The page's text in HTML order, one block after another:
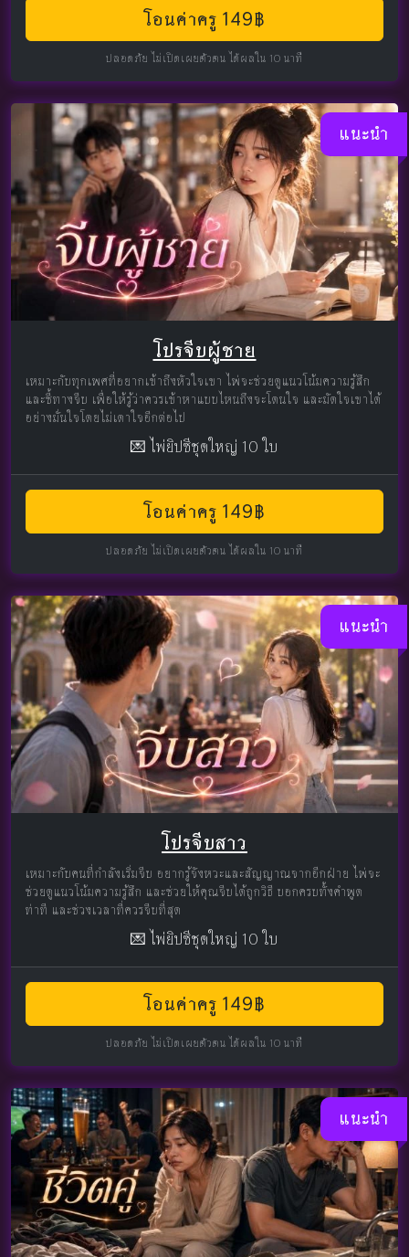
โอนค่าครู 149฿
ปลอดภัย ไม่เปิดเผยตัวตน ได้ผลใน 10 นาที
แนะนำ
โปรจีบผู้ชาย
เหมาะกับทุกเพศที่อยากเข้าถึงหัวใจเขา ไพ่จะช่วยดูแนวโน้มความรู้สึก
และชี้ทางจีบ เพื่อให้รู้ว่าควรเข้าหาแบบไหนถึงจะโดนใจ และมัดใจเขาได้
อย่างมั่นใจโดยไม่เดาใจอีกต่อไป
💌 ไพ่ยิปซีชุดใหญ่ 10 ใบ
โอนค่าครู 149฿
ปลอดภัย ไม่เปิดเผยตัวตน ได้ผลใน 10 นาที
แนะนำ
โปรจีบสาว
เหมาะกับคนที่กำลังเริ่มจีบ อยากรู้จังหวะและสัญญาณจากอีกฝ่าย ไพ่จะ
ช่วยดูแนวโน้มความรู้สึก และช่วยให้คุณจีบได้ถูกวิธี บอกครบทั้งคำพูด
ท่าที และช่วงเวลาที่ควรจีบที่สุด
💌 ไพ่ยิปซีชุดใหญ่ 10 ใบ
โอนค่าครู 149฿
ปลอดภัย ไม่เปิดเผยตัวตน ได้ผลใน 10 นาที
แนะนำ